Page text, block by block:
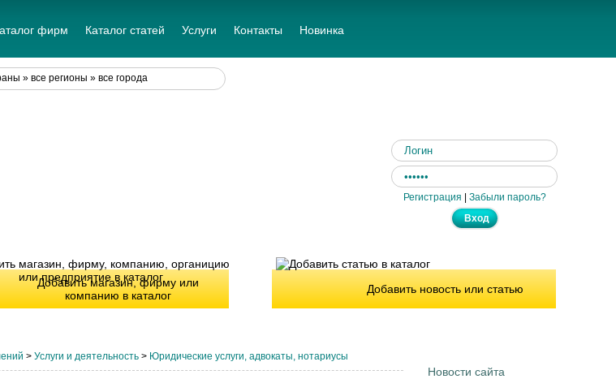
фирм Каталог статей Услуги Контакты Новинка
» все регионы » все города
Регистрация | Забыли пароль?
Добавить магазин, фирму или
компанию в каталог
Добавить новость или статью
> Услуги и деятельность > Юридические услуги, адвокаты, нотариусы
Новости сайта